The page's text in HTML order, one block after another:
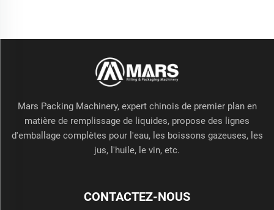
Mars Packing Machinery, expert chinois de premier plan en
matière de remplissage de liquides, propose des lignes
d'emballage complètes pour l'eau, les boissons gazeuses, les
jus, l'huile, le vin, etc.
CONTACTEZ-NOUS